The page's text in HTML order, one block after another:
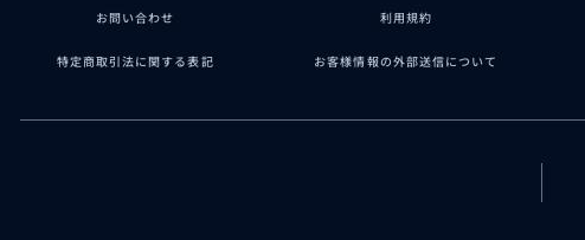
お問い合わせ 利用規約
特定商取引法に関する表記 お客様情報の外部送信について